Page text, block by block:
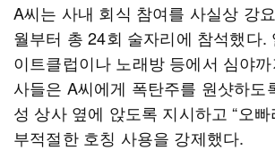
A씨는 사내 회식 참여를 사실상 강
월부터 총 24회 술자리에 참석했다.
이트클럽이나 노래방 등에서 심야
사들은 A씨에게 폭탄주를 원샷하도
성 상사 옆에 앉도록 지시하고 “오빠
부적절한 호칭 사용을 강제했다.